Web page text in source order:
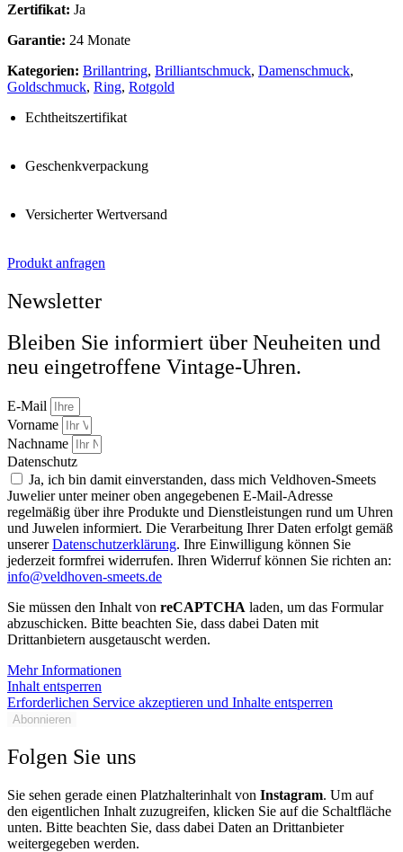
Zertifikat: Ja
Garantie: 24 Monate
Kategorien: Brillantring, Brilliantschmuck, Damenschmuck,
Goldschmuck, Ring, Rotgold
Echtheitszertifikat
Geschenkverpackung
Versicherter Wertversand
Produkt anfragen
Newsletter
Bleiben Sie informiert über Neuheiten und
neu eingetroffene Vintage-Uhren.
E-Mail
Vorname
Nachname
Datenschutz
Ja, ich bin damit einverstanden, dass mich Veldhoven-Smeets
Juwelier unter meiner oben angegebenen E-Mail-Adresse
regelmäßig über ihre Produkte und Dienstleistungen rund um Uhren
und Juwelen informiert. Die Verarbeitung Ihrer Daten erfolgt gemäß
unsererDatenschutzerklärung. Ihre Einwilligung können Sie
jederzeit formfrei widerrufen. Ihren Widerruf können Sie richten an:
info@veldhoven-smeets.de
Sie müssen den Inhalt von reCAPTCHA laden, um das Formular
abzuschicken. Bitte beachten Sie, dass dabei Daten mit
Drittanbietern ausgetauscht werden.
Mehr Informationen
Inhalt entsperren
Erforderlichen Service akzeptieren und Inhalte entsperren
Abonnieren
Folgen Sie uns
Sie sehen gerade einen Platzhalterinhalt von Instagram. Um auf
den eigentlichen Inhalt zuzugreifen, klicken Sie auf die Schaltfläche
unten. Bitte beachten Sie, dass dabei Daten an Drittanbieter
weitergegeben werden.